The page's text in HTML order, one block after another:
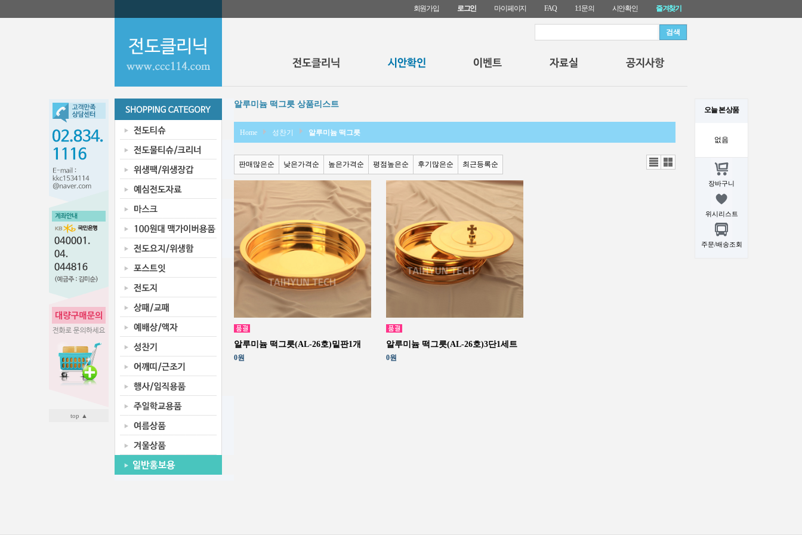
top ▲
회원가입 로그인 마이페이지 FAQ 1:1문의 시안확인 즐겨찾기
오늘 본 상품
없음
장바구니
위시리스트
주문/배송조회
알루미늄 떡그릇 상품리스트
Home 성찬기 알루미늄 떡그릇
판매많은순 낮은가격순 높은가격순 평점높은순 후기많은순 최근등록순
리스
트뷰
갤러
리뷰
알루미늄 떡그릇(AL-26호)밑판1개
0원
알루미늄 떡그릇(AL-26호)3단1세트
0원